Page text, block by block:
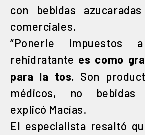
con bebidas
comerciales.
“Ponerle impuestos
rehidratante es como
para la tos. Son
médicos, no bebidas
explicó Macías.
El especialista resaltó